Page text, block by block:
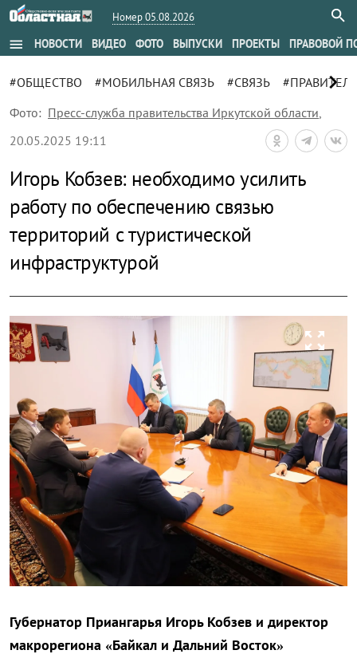
Номер 05.08.2026
menu НОВОСТИ ВИДЕО ФОТО ВЫПУСКИ ПРОЕКТЫ ПРАВОВОЙ
#ОБЩЕСТВО #МОБИЛЬНАЯ СВЯЗЬ #СВЯЗЬ chevron_right
Фото: Пресс-служба правительства Иркутской области,
20.05.2025 19:11
Игорь Кобзев: необходимо усилить
работу по обеспечению связью
территорий с туристической
инфраструктурой
zoom_out_map
Губернатор Приангарья Игорь Кобзев и директор
макрорегиона «Байкал и Дальний Восток»